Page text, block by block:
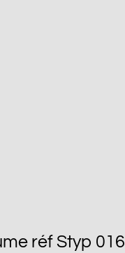
réf Styp 016